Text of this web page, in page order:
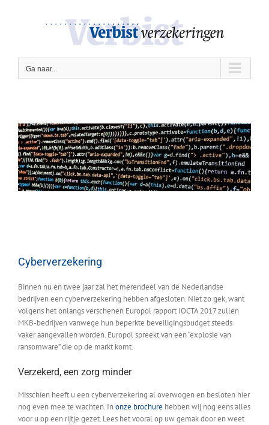
Ga naar...
Cyberverzekering
Binnen nu en twee jaar zal het merendeel van de Nederlandse
bedrijven een cyberverzekering hebben afgesloten. Niet zo gek, want
volgens het onlangs verschenen Europol rapport IOCTA 2017 zullen
MKB-bedrijven vanwege hun beperkte beveiligingsbudget steeds
vaker aangevallen worden. Europol spreekt van een “explosie van
ransomware” die op de markt komt.
Verzekerd, een zorg minder
Misschien heeft u een cyberverzekering al overwogen en besloten hier
nog even mee te wachten. Inonze brochure hebben wij nog eens alles
voor u op een rijtje gezet. Lees het vooral op uw gemak door en weet